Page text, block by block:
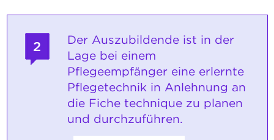
2
Der Auszubildende ist in der
Lage bei einem
Pflegeempfänger eine erlernte
Pflegetechnik in Anlehnung an
die Fiche technique zu planen
und durchzuführen.